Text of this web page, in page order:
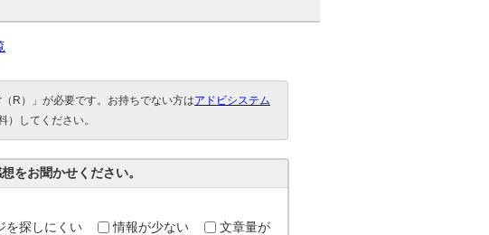
R）」が必要です。お持ちでない方はアドビシステム
）してください。
をお聞かせください。
を探しにくい 情報が少ない
文章量が